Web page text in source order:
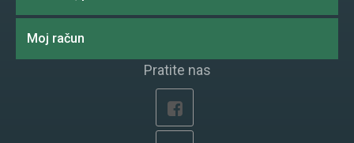
Moj račun
Pratite nas